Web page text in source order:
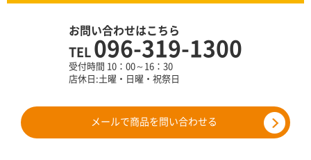
お問い合わせはこちら
TEL 096-319-1300
受付時間 10：00～16：30
店休日:土曜・日曜・祝祭日
メールで商品を問い合わせる